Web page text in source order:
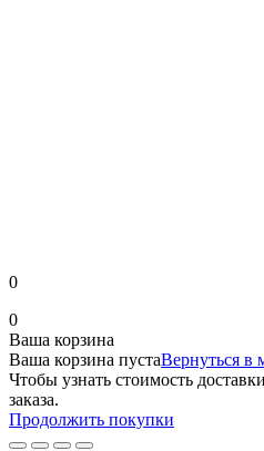
0
0
Ваша корзина
Ваша корзина пустаВернуться в
Чтобы узнать стоимость
заказа.
Продолжить покупки